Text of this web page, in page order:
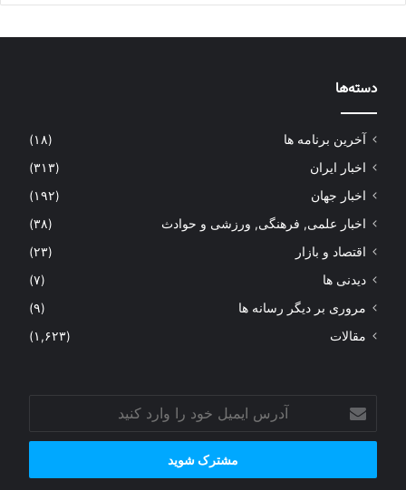
دسته‌ها
آخرین برنامه ها
(۱۸)
اخبار ایران
(۳۱۳)
اخبار جهان
(۱۹۲)
اخبار علمی, فرهنگی, ورزشی و حوادث
(۳۸)
اقتصاد و بازار
(۲۳)
دیدنی ها
(۷)
مروری بر دیگر رسانه ها
(۹)
مقالات
(۱,۶۲۳)
ایمیل
خود
وارد